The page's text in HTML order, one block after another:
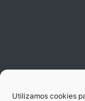
Utilizamos cookies